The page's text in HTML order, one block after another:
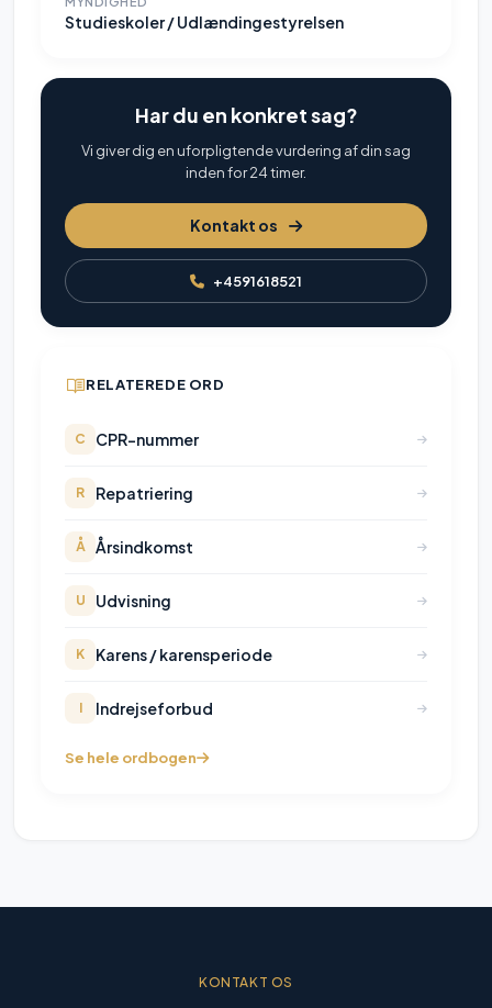
Studieskoler / Udlændingestyrelsen
Har du en konkret sag?
Vi giver dig en uforpligtende vurdering af din sag
inden for 24 timer.
Kontakt os
+4591618521
RELATEREDE ORD
C CPR-nummer
R Repatriering
Å Årsindkomst
U Udvisning
K Karens / karensperiode
I Indrejseforbud
Se hele ordbogen
KONTAKT OS